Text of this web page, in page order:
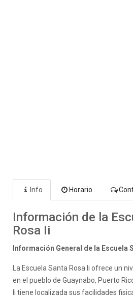
Info Horario
Información de la
Rosa Ii
Información General de la Escuela
La Escuela Santa Rosa Ii ofrece un
en el pueblo de Guaynabo, Puerto
Ii tiene localizada sus facilidades